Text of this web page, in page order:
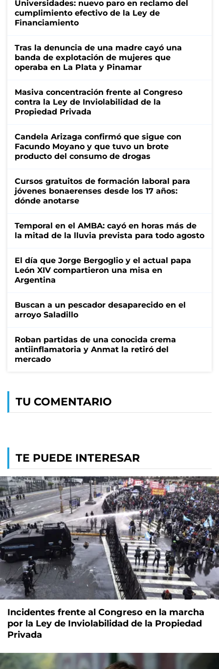
Universidades: nuevo paro en reclamo del
cumplimiento efectivo de la Ley de
Financiamiento
Tras la denuncia de una madre cayó una
banda de explotación de mujeres que
operaba en La Plata y Pinamar
Masiva concentración frente al Congreso
contra la Ley de Inviolabilidad de la
Propiedad Privada
Candela Arizaga confirmó que sigue con
Facundo Moyano y que tuvo un brote
producto del consumo de drogas
Cursos gratuitos de formación laboral para
jóvenes bonaerenses desde los 17 años:
dónde anotarse
Temporal en el AMBA: cayó en horas más de
la mitad de la lluvia prevista para todo agosto
El día que Jorge Bergoglio y el actual papa
León XIV compartieron una misa en
Argentina
Buscan a un pescador desaparecido en el
arroyo Saladillo
Roban partidas de una conocida crema
antiinflamatoria y Anmat la retiró del
mercado
TU COMENTARIO
TE PUEDE INTERESAR
Incidentes frente al Congreso en la marcha
por la Ley de Inviolabilidad de la Propiedad
Privada